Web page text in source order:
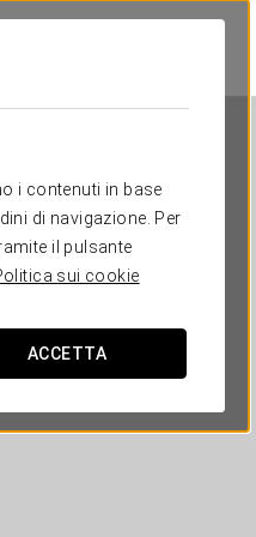
i contenuti in base
di navigazione. Per
il pulsante
sui cookie
ACCETTA